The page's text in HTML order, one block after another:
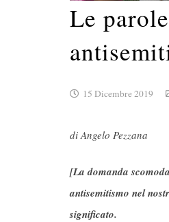
Le
15 Dicembre 2019
di Angelo Pezzana
[La domanda
antisemitismo nel
significato.